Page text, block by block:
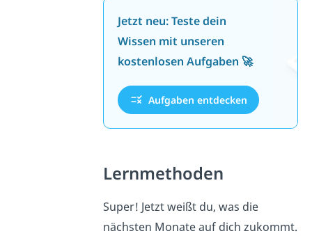
Jetzt neu: Teste dein
Wissen mit unseren
kostenlosen Aufgaben 🚀
Aufgaben entdecken
Lernmethoden
Super! Jetzt weißt du, was die
nächsten Monate auf dich zukommt.